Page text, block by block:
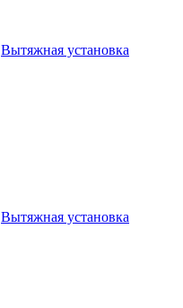
Вытяжная установка
Вытяжная установка